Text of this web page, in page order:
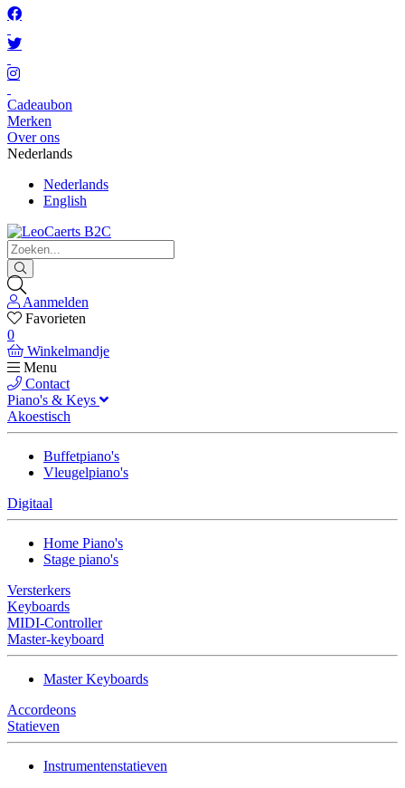
Cadeaubon
Merken
Over ons
Nederlands
Nederlands
English
Aanmelden
Favorieten
0
Winkelmandje
Menu
Contact
Piano's & Keys
Akoestisch
Buffetpiano's
Vleugelpiano's
Digitaal
Home Piano's
Stage piano's
Versterkers
Keyboards
MIDI-Controller
Master-keyboard
Master Keyboards
Accordeons
Statieven
Instrumentenstatieven